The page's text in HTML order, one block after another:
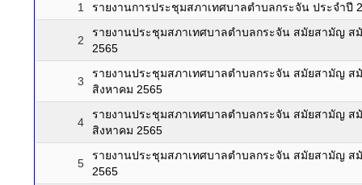
1
รายงานการประชุมสภาเทศบาลตำบลกระจัน ประจำปี
2
รายงานประชุมสภาเทศบาลตำบลกระจัน สมัยสามัญ ส
2565
3
รายงานประชุมสภาเทศบาลตำบลกระจัน สมัยสามัญ ส
สิงหาคม 2565
4
รายงานประชุมสภาเทศบาลตำบลกระจัน สมัยสามัญ ส
สิงหาคม 2565
5
รายงานประชุมสภาเทศบาลตำบลกระจัน สมัยสามัญ ส
2565